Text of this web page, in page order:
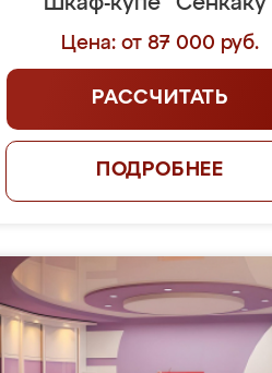
Цена: от 87 000 руб.
РАССЧИТАТЬ
ПОДРОБНЕЕ